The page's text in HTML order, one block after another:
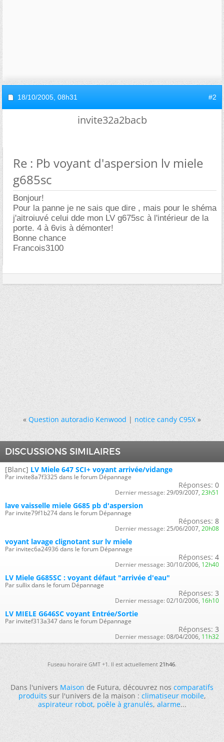
18/10/2005, 08h31 #2
invite32a2bacb
Re : Pb voyant d'aspersion lv miele
g685sc
Bonjour!
Pour la panne je ne sais que dire , mais pour le shéma
j'aitroiuvé celui dde mon LV g675sc à l'intérieur de la
porte. 4 à 6vis à démonter!
Bonne chance
Francois3100
« Question autoradio Kenwood|notice candy C95X »
DISCUSSIONS SIMILAIRES
[Blanc] LV Miele 647 SCI+ voyant arrivée/vidange
Par invite8a7f3325 dans le forum Dépannage
Réponses: 0
Dernier message: 29/09/2007, 23h51
lave vaisselle miele G685 pb d'aspersion
Par invite79f1b274 dans le forum Dépannage
Réponses: 8
Dernier message: 25/06/2007, 20h08
voyant lavage clignotant sur lv miele
Par invitec6a24936 dans le forum Dépannage
Réponses: 4
Dernier message: 30/10/2006, 12h40
LV Miele G685SC : voyant défaut "arrivée d'eau"
Par sullix dans le forum Dépannage
Réponses: 3
Dernier message: 02/10/2006, 16h10
LV MIELE G646SC voyant Entrée/Sortie
Par invitef313a347 dans le forum Dépannage
Réponses: 3
Dernier message: 08/04/2006, 11h32
Fuseau horaire GMT +1. Il est actuellement21h46.
Dans l'universMaisonde Futura, découvrez noscomparatifs
produitssur l'univers de la maison :climatiseur mobile,
aspirateur robot,poêle à granulés,alarme...